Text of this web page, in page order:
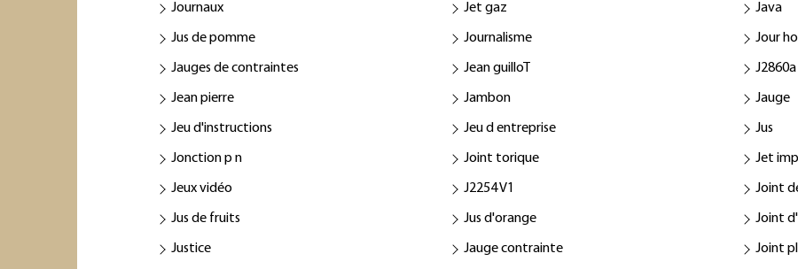
Journaux Jet gaz Java
Jus de pomme Journalisme Jour
Jauges de contraintes Jean guilloT J2860a
Jean pierre Jambon Jauge
Jeu d'instructions Jeu d entreprise Jus
Jonction p n Joint torique Jet
Jeux vidéo J2254 V1 Joint
Jus de fruits Jus d'orange Joint
Justice Jauge contrainte Joint